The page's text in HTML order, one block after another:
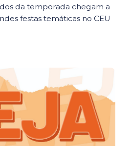
da temporada chegam a
festas temáticas no CEU